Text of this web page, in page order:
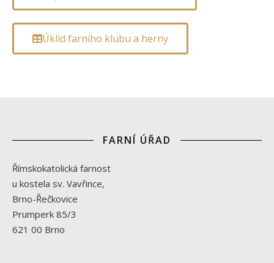
Úklid farního klubu a herny
FARNÍ ÚŘAD
Římskokatolická farnost
u kostela sv. Vavřince,
Brno-Řečkovice
Prumperk 85/3
621 00 Brno